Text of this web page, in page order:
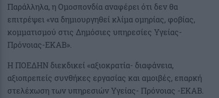
Παράλληλα, η Ομοσπονδία αναφέρει ότι δεν θα
επιτρέψει «να δημιουργηθεί κλίμα ομηρίας, φοβίας,
κομματισμού στις Δημόσιες υπηρεσίες Υγείας-
Πρόνοιας-ΕΚΑΒ».
Η ΠΟΕΔΗΝ διεκδικεί «αξιοκρατία- διαφάνεια,
αξιοπρεπείς συνθήκες εργασίας και αμοιβές, επαρκή
στελέχωση των υπηρεσιών Υγείας- Πρόνοιας -ΕΚΑΒ.